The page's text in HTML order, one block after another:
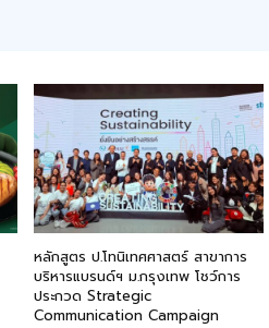
หลักสูตร ป.โทนิเทศศาสตร์ สาขาการ
บริหารแบรนด์ฯ ม.กรุงเทพ โชว์การ
ประกวด Strategic
Communication Campaign